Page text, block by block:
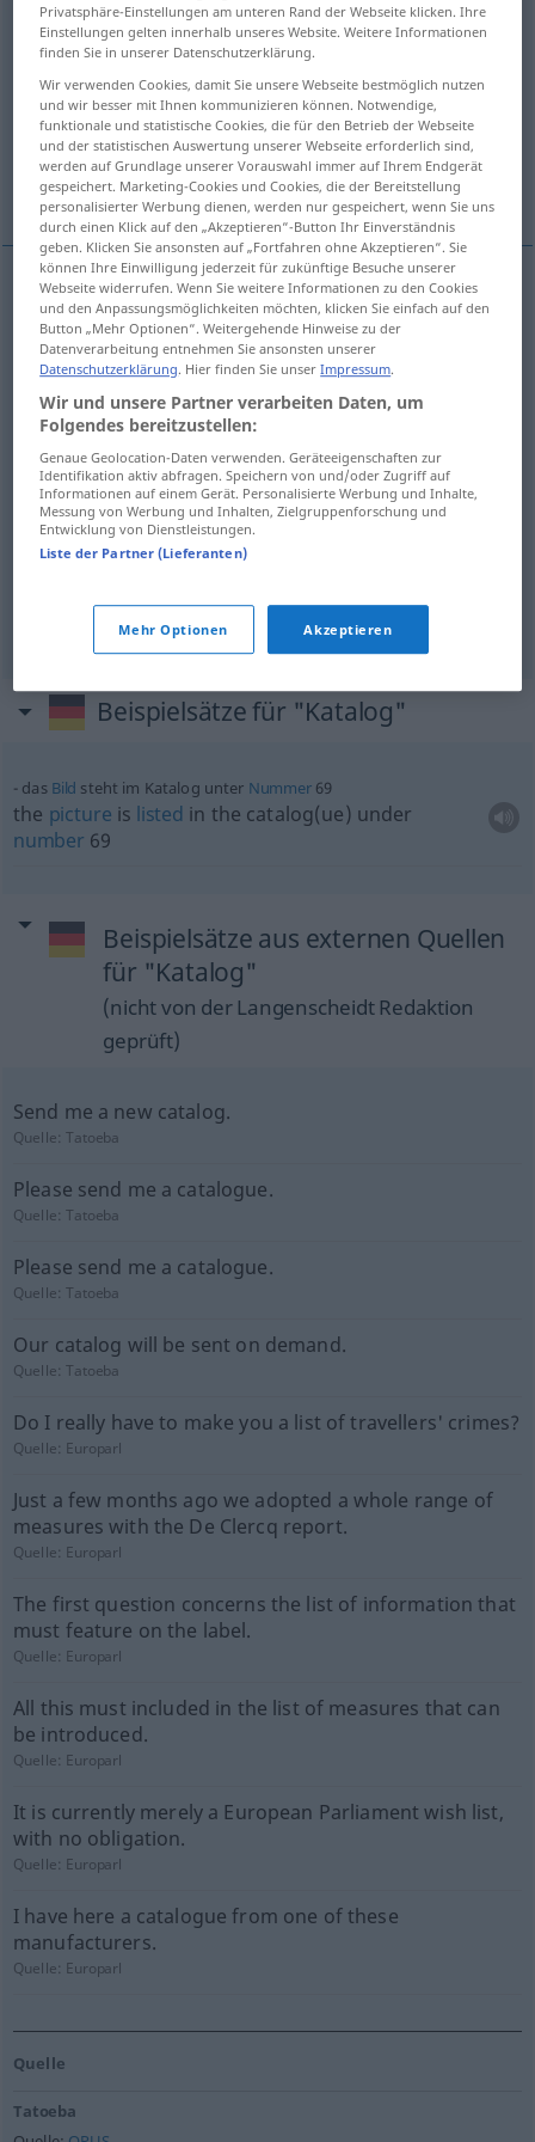
Übersicht aller Übersetzungen
catalog, catalogue
library catalog, library catalogue
catalog US KatalogWaren-, Ausstellungskatalog
catalogue BR Katalog
(library) catalog US Katalog
Beispielsätze für "Katalog"
das Bild steht im Katalog unter Nummer69
the picture is listed in the catalog(ue) under
number 69
Beispielsätze aus externen Quellen
für "Katalog"
(nicht von der Langenscheidt Redaktion
geprüft)
Send me a new catalog.
Quelle:Tatoeba
Please send me a catalogue.
Quelle:Tatoeba
Please send me a catalogue.
Quelle:Tatoeba
Our catalog will be sent on demand.
Quelle:Tatoeba
Do I really have to make you a list of travellers' crimes?
Quelle: Europarl
Just a few months ago we adopted a whole range of
measures with the De Clercq report.
Quelle: Europarl
The first question concerns the list of information that
must feature on the label.
Quelle: Europarl
All this must included in the list of measures that can
be introduced.
Quelle: Europarl
It is currently merely a European Parliament wish list,
with no obligation.
Quelle: Europarl
I have here a catalogue from one of these
manufacturers.
Quelle: Europarl
Quelle
Tatoeba
Privatsphäre-Einstellungen am unteren Rand der Webseite klicken. Ihre
Einstellungen gelten innerhalb unseres Website. Weitere Informationen
finden Sie in unserer Datenschutzerklärung.
Wir verwenden Cookies, damit Sie unsere Webseite bestmöglich nutzen
und wir besser mit Ihnen kommunizieren können. Notwendige,
funktionale und statistische Cookies, die für den Betrieb der Webseite
und der statistischen Auswertung unserer Webseite erforderlich sind,
werden auf Grundlage unserer Vorauswahl immer auf Ihrem Endgerät
gespeichert. Marketing-Cookies und Cookies, die der Bereitstellung
personalisierter Werbung dienen, werden nur gespeichert, wenn Sie uns
durch einen Klick auf den „Akzeptieren“-Button Ihr Einverständnis
geben. Klicken Sie ansonsten auf „Fortfahren ohne Akzeptieren“. Sie
können Ihre Einwilligung jederzeit für zukünftige Besuche unserer
Webseite widerrufen. Wenn Sie weitere Informationen zu den Cookies
und den Anpassungsmöglichkeiten möchten, klicken Sie einfach auf den
Button „Mehr Optionen“. Weitergehende Hinweise zu der
Datenverarbeitung entnehmen Sie ansonsten unserer
Datenschutzerklärung. Hier finden Sie unserImpressum.
Wir und unsere Partner verarbeiten Daten, um
Folgendes bereitzustellen:
Genaue Geolocation-Daten verwenden. Geräteeigenschaften zur
Identifikation aktiv abfragen. Speichern von und/oder Zugriff auf
Informationen auf einem Gerät. Personalisierte Werbung und Inhalte,
Messung von Werbung und Inhalten, Zielgruppenforschung und
Entwicklung von Dienstleistungen.
Liste der Partner (Lieferanten)
Mehr Optionen Akzeptieren